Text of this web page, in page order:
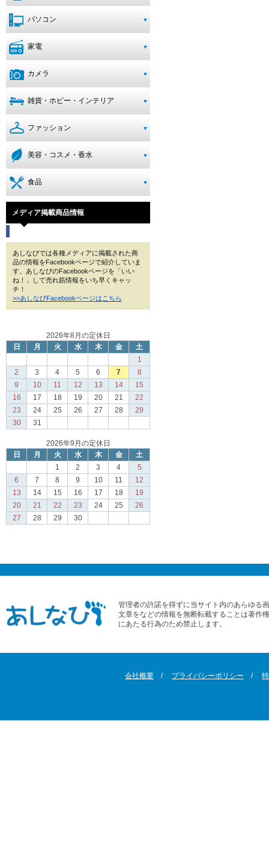
パソコン
家電
カメラ
雑貨・ホビー・インテリア
ファッション
美容・コスメ・香水
食品
メディア掲載商品情報
あしなびでは各種メディアに掲載された商
品の情報をFacebookページで紹介していま
す。あしなびのFacebookページを「いい
ね！」して売れ筋情報をいち早くキャッ
チ！
>>あしなびFacebookページはこちら
2026年8月の定休日
日
月 火 水 木 金
土
1
2
3 4 5 6 7
8
9
10 11 12 13 14
15
16
17 18 19 20 21
22
23
24 25 26 27 28
29
30
31
2026年9月の定休日
日
月 火 水 木 金
土
1
2 3 4
5
6
7 8 9 10 11
12
13
14 15 16 17 18
19
20
21 22 23 24 25
26
27
28 29 30
管理者の許諾を得ずに当サイト内のあらゆる
文章をなどの情報を無断転載することは著作
にあたる行為のため禁止します。
会社概要 プライバシーポリシー